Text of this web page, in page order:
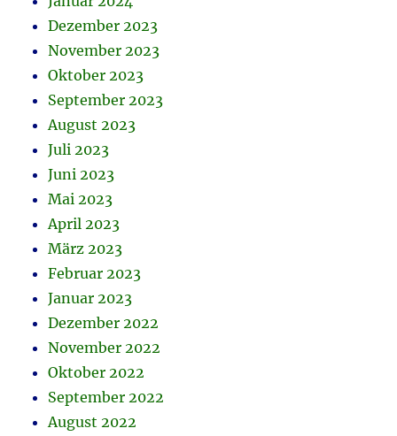
Dezember 2023
November 2023
Oktober 2023
September 2023
August 2023
Juli 2023
Juni 2023
Mai 2023
April 2023
März 2023
Februar 2023
Januar 2023
Dezember 2022
November 2022
Oktober 2022
September 2022
August 2022